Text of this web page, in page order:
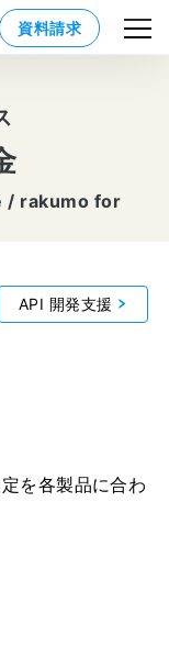
資料請求
/ rakumo for
API 開発支援
を各製品に合わ